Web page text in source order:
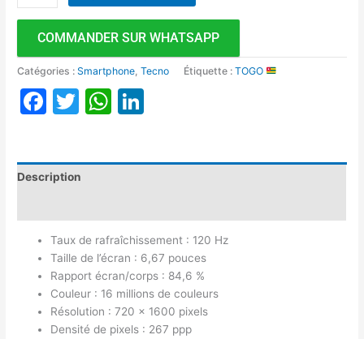
COMMANDER SUR WHATSAPP
Catégories :Smartphone ,Tecno Étiquette :TOGO
Facebook
TwitterWhatsApp
Description
Taux de rafraîchissement : 120 Hz
Taille de l’écran : 6,67 pouces
Rapport écran/corps : 84,6 %
Couleur : 16 millions de couleurs
Résolution : 720 x 1600 pixels
Densité de pixels : 267 ppp